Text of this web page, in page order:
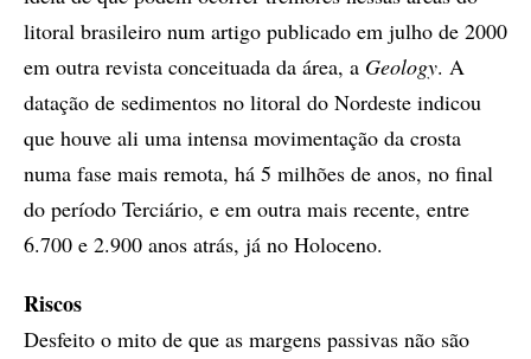
litoral brasileiro num artigo publicado em julho de 2000
em outra revista conceituada da área, a Geology. A
datação de sedimentos no litoral do Nordeste indicou
que houve ali uma intensa movimentação da crosta
numa fase mais remota, há 5 milhões de anos, no final
do período Terciário, e em outra mais recente, entre
6.700 e 2.900 anos atrás, já no Holoceno.
Riscos
Desfeito o mito de que as margens passivas não são